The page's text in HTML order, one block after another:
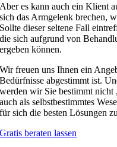
Aber es kann auch ein Klient
sich das Armgelenk brechen,
Sollte dieser seltene Fall
die sich aufgrund von
ergeben können.
Wir freuen uns Ihnen ein
Bedürfnisse abgestimmt ist.
werden wir Sie bestimmt nicht
auch als selbstbestimmtes
für sich die besten Lösungen
Gratis beraten lassen